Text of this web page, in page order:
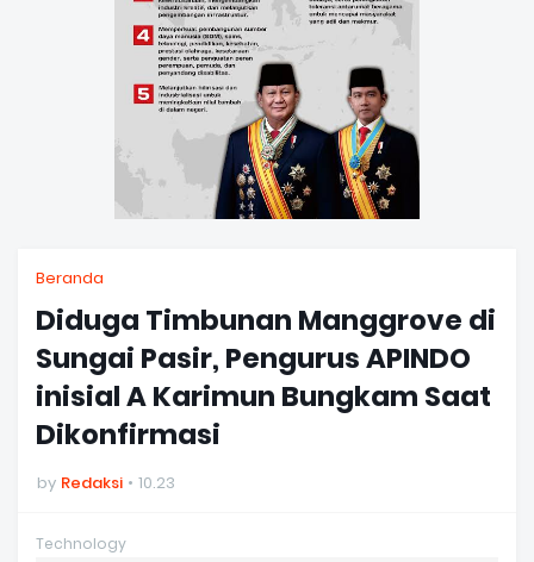
Beranda
Diduga Timbunan Manggrove di
Sungai Pasir, Pengurus APINDO
inisial A Karimun Bungkam Saat
Dikonfirmasi
by Redaksi 10.23
Technology